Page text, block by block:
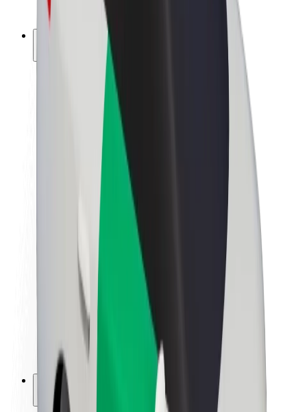
ფრენჩაიზი
ვაკანსიები
Bolt-ის შესახებ
Bolt და ეკომეგობრულობა
ნულოვანი პროექტი
სიახლეები
ბრენდის გზამკვლევი
ინვესტორებთან ურთიერთობა
ლიდერობა
ბრენდი
ურბანული ფონდი
უსაფრთხოება